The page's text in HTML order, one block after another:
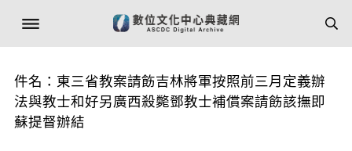
件名：東三省教案請飭吉林將軍按照前三月定義辦
法與教士和好另廣西殺斃鄧教士補償案請飭該撫即
蘇提督辦結